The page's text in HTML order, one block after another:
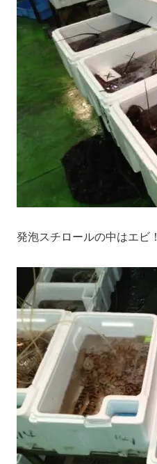
発泡スチロールの中はエビ！